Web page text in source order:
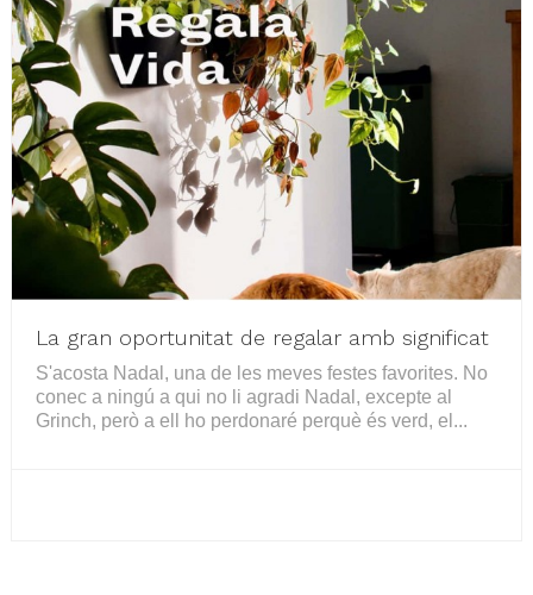
La gran oportunitat de regalar amb significat
S'acosta Nadal, una de les meves festes favorites. No
conec a ningú a qui no li agradi Nadal, excepte al
Grinch, però a ell ho perdonaré perquè és verd, el...